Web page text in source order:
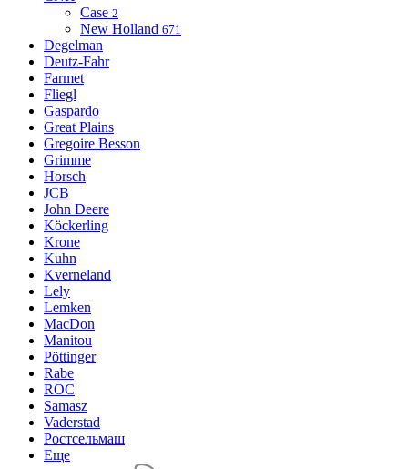
Case 2
New Holland 671
Degelman
Deutz-Fahr
Farmet
Fliegl
Gaspardo
Great Plains
Gregoire Besson
Grimme
Horsch
JCB
John Deere
Köckerling
Krone
Kuhn
Kverneland
Lely
Lemken
MacDon
Manitou
Pöttinger
Rabe
ROC
Samasz
Vaderstad
Ростсельмаш
Еще